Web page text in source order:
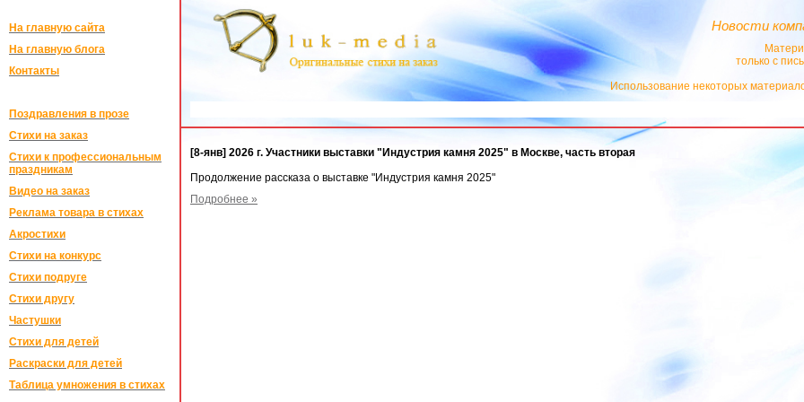
На главную сайта
На главную блога
Контакты
Поздравления в прозе
Стихи на заказ
Стихи к профессиональным
праздникам
Видео на заказ
Реклама товара в стихах
Акростихи
Стихи на конкурс
Стихи подруге
Стихи другу
Частушки
Стихи для детей
Раскраски для детей
Таблица умножения в стихах
Новости
только с
Использование некоторых
[8-янв] 2026 г. Участники выставки "Индустрия камня 2025" в Москве, часть вторая
Продолжение рассказа о выставке "Индустрия камня 2025"
Подробнее »